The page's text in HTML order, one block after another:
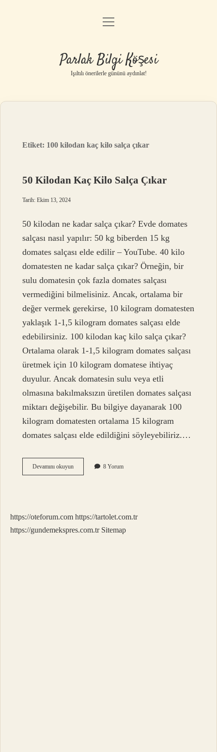
Anasayfa
Yasal Uyarı
menüyü
Parlak Bilgi Köşesi
Işıltılı önerilerle gününü aydınlat!
Etiket: 100 kilodan kaç kilo salça çıkar
50 Kilodan Kaç Kilo Salça Çıkar
Tarih: Ekim 13, 2024
50 kilodan ne kadar salça çıkar? Evde domates
salçası nasıl yapılır: 50 kg biberden 15 kg
domates salçası elde edilir – YouTube. 40 kilo
domatesten ne kadar salça çıkar? Örneğin, bir
sulu domatesin çok fazla domates salçası
vermediğini bilmelisiniz. Ancak, ortalama bir
değer vermek gerekirse, 10 kilogram domatesten
yaklaşık 1-1,5 kilogram domates salçası elde
edebilirsiniz. 100 kilodan kaç kilo salça çıkar?
Ortalama olarak 1-1,5 kilogram domates salçası
üretmek için 10 kilogram domatese ihtiyaç
duyulur. Ancak domatesin sulu veya etli
olmasına bakılmaksızın üretilen domates salçası
miktarı değişebilir. Bu bilgiye dayanarak 100
kilogram domatesten ortalama 15 kilogram
domates salçası elde edildiğini söyleyebiliriz.…
Devamını okuyun50
Kilodan
8 Yorum
https://oteforum.com https://tartolet.com.tr
https://gundemekspres.com.tr Sitemap